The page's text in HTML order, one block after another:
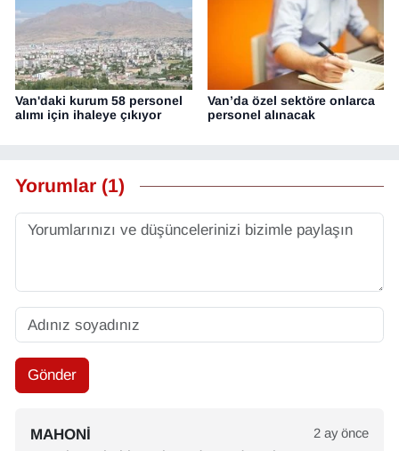
Van'daki kurum 58 personel
alımı için ihaleye çıkıyor
Van’da özel sektöre onlarca
personel alınacak
Yorumlar (1)
Gönder
MAHONI 2 ay önce